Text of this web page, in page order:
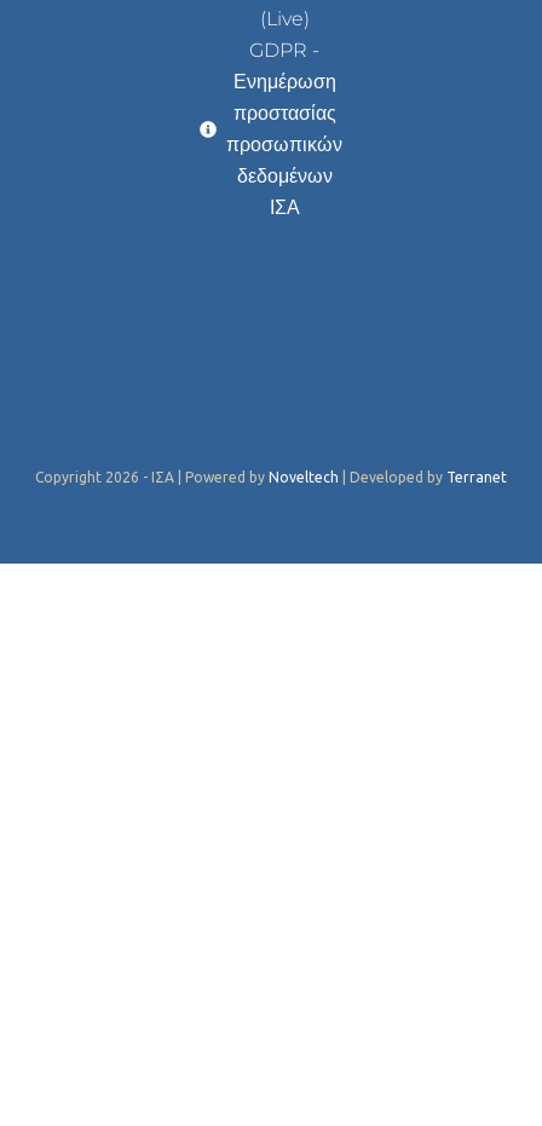
(Live)
GDPR -
Ενημέρωση
προστασίας
προσωπικών
δεδομένων
ΙΣΑ
Copyright 2026 - ΙΣΑ | Powered by Noveltech | Developed by Terranet